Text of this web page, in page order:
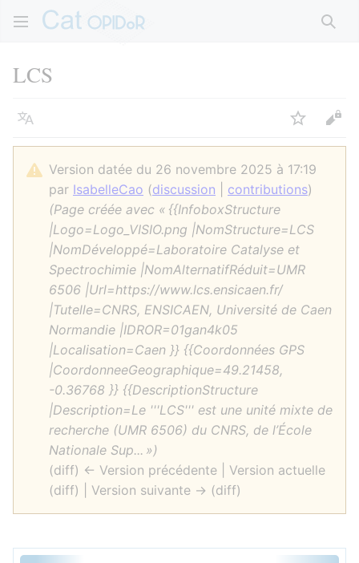
LCS
Langue Suivre
Version datée du 26 novembre 2025 à 17:19
par IsabelleCao (discussion contributions)
(Page créée avec « {{InfoboxStructure
|Logo=Logo_VISIO.png |NomStructure=LCS
|NomDéveloppé=Laboratoire Catalyse et
Spectrochimie |NomAlternatifRéduit=UMR
6506 |Url=https://www.lcs.ensicaen.fr/
|Tutelle=CNRS, ENSICAEN, Université de Caen
Normandie |IDROR=01gan4k05
|Localisation=Caen }} {{Coordonnées GPS
|CoordonneeGeographique=49.21458,
-0.36768 }} {{DescriptionStructure
|Description=Le '''LCS''' est une unité mixte de
recherche (UMR 6506) du CNRS, de l’École
Nationale Sup... »)
(diff) ← Version précédente | Version actuelle
(diff) | Version suivante → (diff)